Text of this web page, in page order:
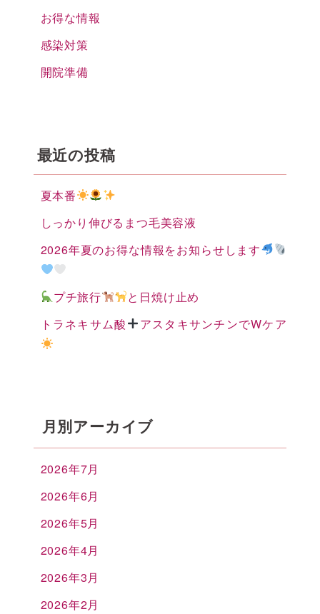
お得な情報
感染対策
開院準備
最近の投稿
夏本番
しっかり伸びるまつ毛美容液
2026年夏のお得な情報をお知らせします
プチ旅行
と日焼け止め
トラネキサム酸
アスタキサンチンでWケア
月別アーカイブ
2026年7月
2026年6月
2026年5月
2026年4月
2026年3月
2026年2月